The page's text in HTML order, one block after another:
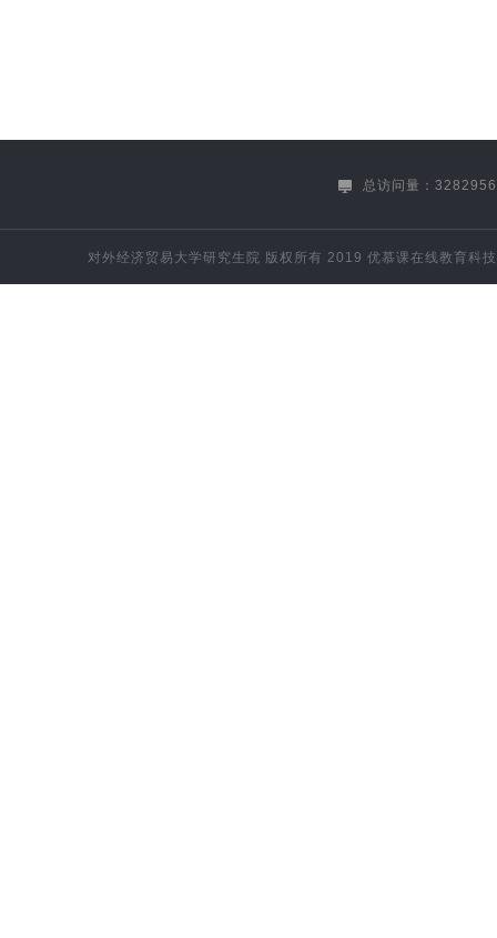
总访问量：
对外经济贸易大学研究生院 版权所有 2019 优慕课在线教育科